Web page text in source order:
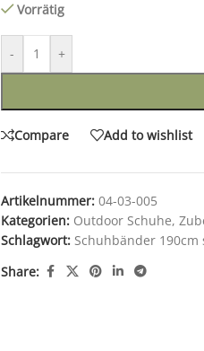
Vorrätig
- +
Compare Add to wishlist
Artikelnummer: 04-03-005
Kategorien: Outdoor Schuhe,
Schlagwort: Schuhbänder 190cm
Share: